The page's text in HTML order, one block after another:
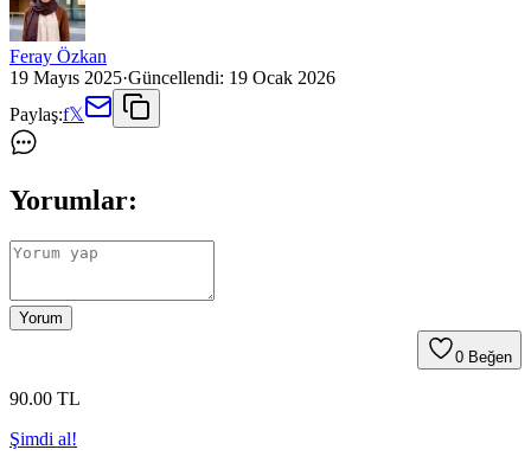
Feray Özkan
19 Mayıs 2025·Güncellendi: 19 Ocak 2026
Paylaş:f𝕏
Yorumlar:
Yorum
0 Beğen
90.00 TL
Şimdi al!